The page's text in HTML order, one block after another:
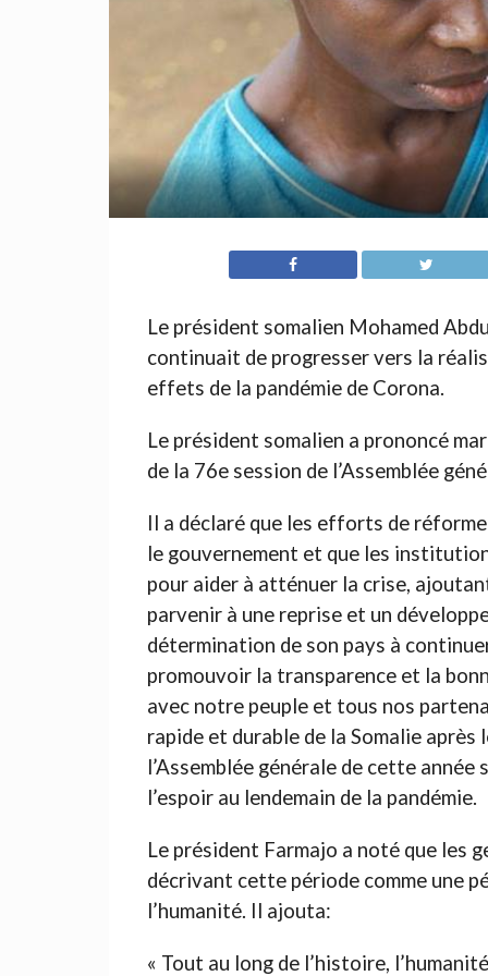
Le président somalien Mohamed
continuait de progresser vers la
effets de la pandémie de Corona.
Le président somalien a prononcé
de la 76e session de l’Assemblée
Il a déclaré que les efforts de
le gouvernement et que les
pour aider à atténuer la crise,
parvenir à une reprise et un
détermination de son pays à
promouvoir la transparence et la
avec notre peuple et tous nos
rapide et durable de la Somalie
l’Assemblée générale de cette
l’espoir au lendemain de la pandémie.
Le président Farmajo a noté que les
décrivant cette période comme une
l’humanité. Il ajouta:
« Tout au long de l’histoire,